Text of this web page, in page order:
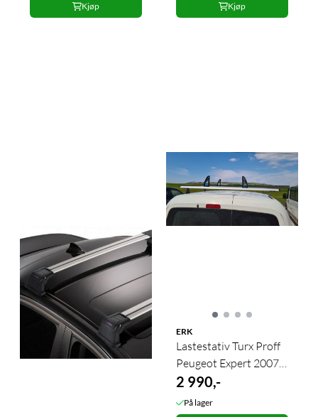
Kjøp Kjøp
ERK
Lastestativ Turx Proff
Peugeot Expert 2007-
2015 3 stk. Sølv
2 990,-
På lager